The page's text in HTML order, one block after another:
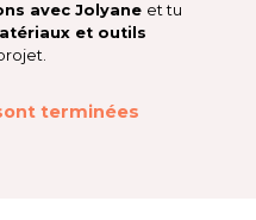
avec Jolyane et tu
et outils
terminées